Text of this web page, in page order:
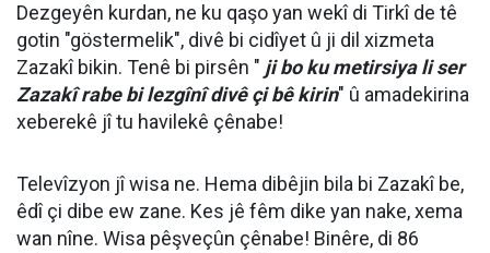
Dezgeyên kurdan, ne ku qaşo yan wekî di Tirkî de tê
gotin "göstermelik", divê bi cidîyet û ji dil xizmeta
Zazakî bikin. Tenê bi pirsên " ji bo ku metirsiya li ser
Zazakî rabe bi lezgînî divê çi bê kirin" û amadekirina
xeberekê jî tu havilekê çênabe!
Televîzyon jî wisa ne. Hema dibêjin bila bi Zazakî be,
êdî çi dibe ew zane. Kes jê fêm dike yan nake, xema
wan nîne. Wisa pêşveçûn çênabe! Binêre, di 86